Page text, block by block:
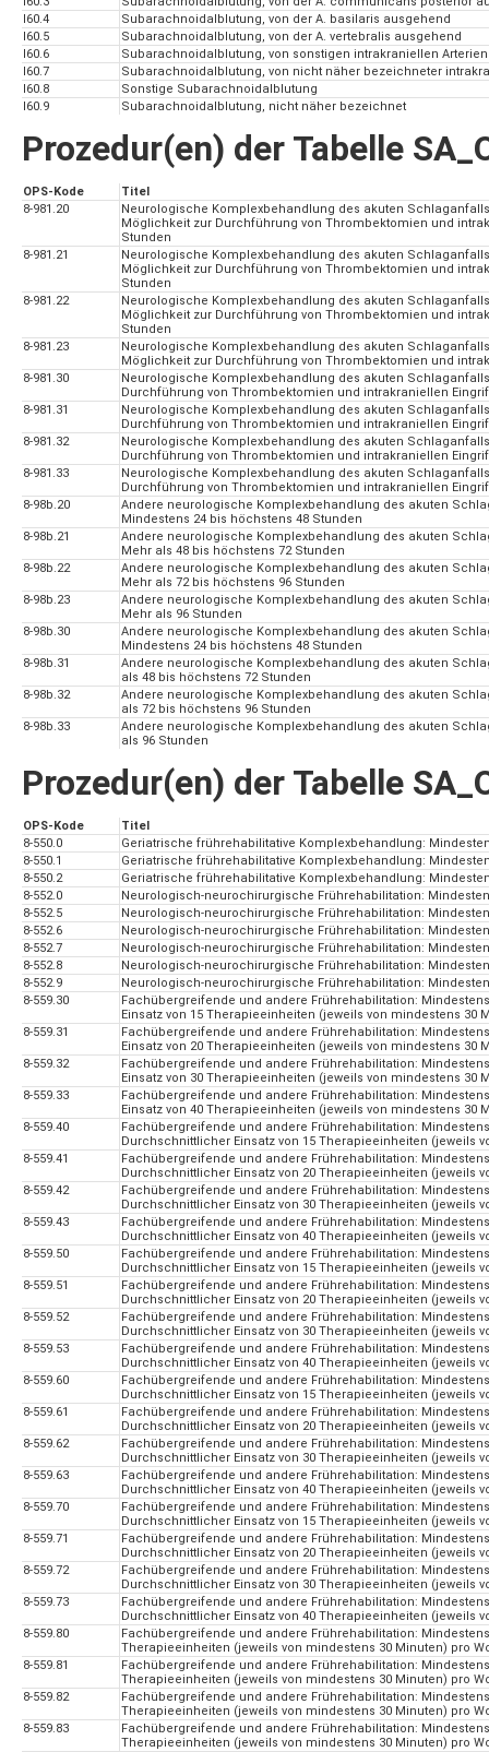
I60.4
Subarachnoidalblutung, von der A. basilaris ausgehend
I60.5
Subarachnoidalblutung, von der A. vertebralis ausgehend
I60.6
Subarachnoidalblutung, von sonstigen intrakraniellen
I60.7
Subarachnoidalblutung, von nicht näher bezeichneter
I60.8
Sonstige Subarachnoidalblutung
I60.9
Subarachnoidalblutung, nicht näher bezeichnet
Prozedur(en) der Tabelle
OPS-Kode
Titel
8-981.20
Neurologische Komplexbehandlung des akuten
Möglichkeit zur Durchführung von Thrombektomien und
Stunden
8-981.21
Neurologische Komplexbehandlung des akuten
Möglichkeit zur Durchführung von Thrombektomien und
Stunden
8-981.22
Neurologische Komplexbehandlung des akuten
Möglichkeit zur Durchführung von Thrombektomien und
Stunden
8-981.23
Neurologische Komplexbehandlung des akuten
Möglichkeit zur Durchführung von Thrombektomien und
8-981.30
Neurologische Komplexbehandlung des akuten
Durchführung von Thrombektomien und intrakraniellen
8-981.31
Neurologische Komplexbehandlung des akuten
Durchführung von Thrombektomien und intrakraniellen
8-981.32
Neurologische Komplexbehandlung des akuten
Durchführung von Thrombektomien und intrakraniellen
8-981.33
Neurologische Komplexbehandlung des akuten
Durchführung von Thrombektomien und intrakraniellen
8-98b.20
Andere neurologische Komplexbehandlung des akuten
Mindestens 24 bis höchstens 48 Stunden
8-98b.21
Andere neurologische Komplexbehandlung des akuten
Mehr als 48 bis höchstens 72 Stunden
8-98b.22
Andere neurologische Komplexbehandlung des akuten
Mehr als 72 bis höchstens 96 Stunden
8-98b.23
Andere neurologische Komplexbehandlung des akuten
Mehr als 96 Stunden
8-98b.30
Andere neurologische Komplexbehandlung des akuten
Mindestens 24 bis höchstens 48 Stunden
8-98b.31
Andere neurologische Komplexbehandlung des akuten
als 48 bis höchstens 72 Stunden
8-98b.32
Andere neurologische Komplexbehandlung des akuten
als 72 bis höchstens 96 Stunden
8-98b.33
Andere neurologische Komplexbehandlung des akuten
als 96 Stunden
Prozedur(en) der Tabelle
OPS-Kode
Titel
8-550.0
Geriatrische frührehabilitative Komplexbehandlung:
8-550.1
Geriatrische frührehabilitative Komplexbehandlung:
8-550.2
Geriatrische frührehabilitative Komplexbehandlung:
8-552.0
Neurologisch-neurochirurgische Frührehabilitation:
8-552.5
Neurologisch-neurochirurgische Frührehabilitation:
8-552.6
Neurologisch-neurochirurgische Frührehabilitation:
8-552.7
Neurologisch-neurochirurgische Frührehabilitation:
8-552.8
Neurologisch-neurochirurgische Frührehabilitation:
8-552.9
Neurologisch-neurochirurgische Frührehabilitation:
8-559.30
Fachübergreifende und andere Frührehabilitation:
Einsatz von 15 Therapieeinheiten (jeweils von mindestens 30
8-559.31
Fachübergreifende und andere Frührehabilitation:
Einsatz von 20 Therapieeinheiten (jeweils von mindestens 30
8-559.32
Fachübergreifende und andere Frührehabilitation:
Einsatz von 30 Therapieeinheiten (jeweils von mindestens 30
8-559.33
Fachübergreifende und andere Frührehabilitation:
Einsatz von 40 Therapieeinheiten (jeweils von mindestens 30
8-559.40
Fachübergreifende und andere Frührehabilitation:
Durchschnittlicher Einsatz von 15 Therapieeinheiten (jeweils
8-559.41
Fachübergreifende und andere Frührehabilitation:
Durchschnittlicher Einsatz von 20 Therapieeinheiten (jeweils
8-559.42
Fachübergreifende und andere Frührehabilitation:
Durchschnittlicher Einsatz von 30 Therapieeinheiten (jeweils
8-559.43
Fachübergreifende und andere Frührehabilitation:
Durchschnittlicher Einsatz von 40 Therapieeinheiten (jeweils
8-559.50
Fachübergreifende und andere Frührehabilitation:
Durchschnittlicher Einsatz von 15 Therapieeinheiten (jeweils
8-559.51
Fachübergreifende und andere Frührehabilitation:
Durchschnittlicher Einsatz von 20 Therapieeinheiten (jeweils
8-559.52
Fachübergreifende und andere Frührehabilitation:
Durchschnittlicher Einsatz von 30 Therapieeinheiten (jeweils
8-559.53
Fachübergreifende und andere Frührehabilitation:
Durchschnittlicher Einsatz von 40 Therapieeinheiten (jeweils
8-559.60
Fachübergreifende und andere Frührehabilitation:
Durchschnittlicher Einsatz von 15 Therapieeinheiten (jeweils
8-559.61
Fachübergreifende und andere Frührehabilitation:
Durchschnittlicher Einsatz von 20 Therapieeinheiten (jeweils
8-559.62
Fachübergreifende und andere Frührehabilitation:
Durchschnittlicher Einsatz von 30 Therapieeinheiten (jeweils
8-559.63
Fachübergreifende und andere Frührehabilitation:
Durchschnittlicher Einsatz von 40 Therapieeinheiten (jeweils
8-559.70
Fachübergreifende und andere Frührehabilitation:
Durchschnittlicher Einsatz von 15 Therapieeinheiten (jeweils
8-559.71
Fachübergreifende und andere Frührehabilitation:
Durchschnittlicher Einsatz von 20 Therapieeinheiten (jeweils
8-559.72
Fachübergreifende und andere Frührehabilitation:
Durchschnittlicher Einsatz von 30 Therapieeinheiten (jeweils
8-559.73
Fachübergreifende und andere Frührehabilitation:
Durchschnittlicher Einsatz von 40 Therapieeinheiten (jeweils
8-559.80
Fachübergreifende und andere Frührehabilitation:
Therapieeinheiten (jeweils von mindestens 30 Minuten) pro
8-559.81
Fachübergreifende und andere Frührehabilitation:
Therapieeinheiten (jeweils von mindestens 30 Minuten) pro
8-559.82
Fachübergreifende und andere Frührehabilitation:
Therapieeinheiten (jeweils von mindestens 30 Minuten) pro
8-559.83
Fachübergreifende und andere Frührehabilitation:
Therapieeinheiten (jeweils von mindestens 30 Minuten) pro